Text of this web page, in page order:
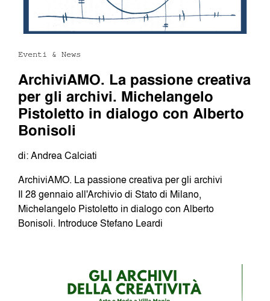
Eventi & News
ArchiviAMO. La passione creativa
per gli archivi. Michelangelo
Pistoletto in dialogo con Alberto
Bonisoli
di: Andrea Calciati
ArchiviAMO. La passione creativa per gli archivi
Il 28 gennaio all'Archivio di Stato di Milano,
Michelangelo Pistoletto in dialogo con Alberto
Bonisoli. Introduce Stefano Leardi